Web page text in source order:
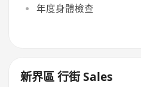
年度身體檢查
新界區 行街 Sales